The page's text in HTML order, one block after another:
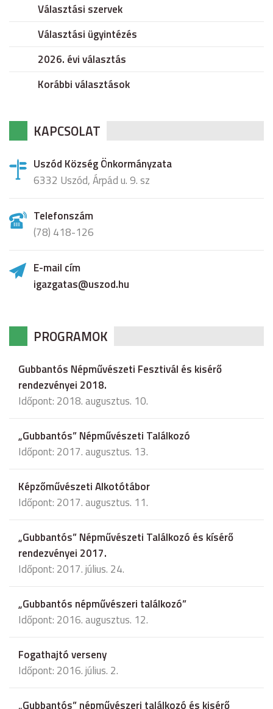
Választási szervek
Választási ügyintézés
2026. évi választás
Korábbi választások
KAPCSOLAT
Uszód Község Önkormányzata
6332 Uszód, Árpád u. 9. sz
Telefonszám
(78) 418-126
E-mail cím
igazgatas@uszod.hu
PROGRAMOK
Gubbantós Népművészeti Fesztivál és kisérő
rendezvényei 2018.
Időpont: 2018. augusztus. 10.
„Gubbantós” Népművészeti Találkozó
Időpont: 2017. augusztus. 13.
Képzőművészeti Alkotótábor
Időpont: 2017. augusztus. 11.
„Gubbantós” Népművészeti Találkozó és kísérő
rendezvényei 2017.
Időpont: 2017. július. 24.
„Gubbantós népművészeri találkozó”
Időpont: 2016. augusztus. 12.
Fogathajtó verseny
Időpont: 2016. július. 2.
„Gubbantós” népművészeri találkozó és kisérő